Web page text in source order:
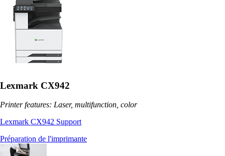
Lexmark CX942
Printer features: Laser, multifunction, color
Lexmark CX942 Support
Préparation de l'imprimante